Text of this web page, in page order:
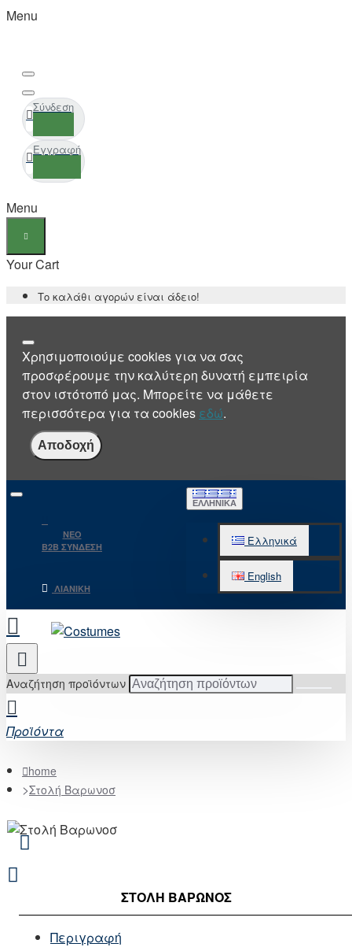
Menu
Σύνδεση
Εγγραφή
Menu
Your Cart
Το καλάθι αγορών είναι άδειο!
Χρησιμοποιούμε cookies για να σας
προσφέρουμε την καλύτερη δυνατή εμπειρία
στον ιστότοπό μας. Μπορείτε να μάθετε
περισσότερα για τα cookies εδώ.
Αποδοχή
NEO
B2B ΣΥΝΔΕΣΗ
ΛΙΑΝΙΚΉ
ΕΛΛΗΝΙΚΆ
Ελληνικά
English
Αναζήτηση προϊόντων
Προϊόντα
home
Στολή Βαρωνοσ
ΣΤΟΛΉ ΒΑΡΩΝΟΣ
Περιγραφή